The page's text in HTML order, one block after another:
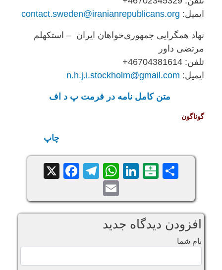
ایمیل:contact.sweden@iranianrepublicans.org
نهاد همگرایی جمهوری‌خواهان ایران – استکهلم
مرتضی داور
تلفن: ‎+46704381614
ایمیل:n.h.j.i.stockholm@gmail.com
متن کامل نامه در فرمت پ د اف
گوناگون
چاپ
Share
Balatarin
LinkedIn
WhatsApp
Telegram
Facebook
X
Email
افزودن دیدگاه جدید
نام شما